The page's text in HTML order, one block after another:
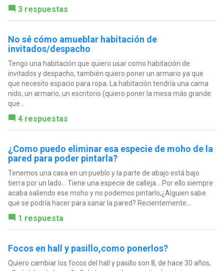
3 respuestas
No sé cómo amueblar habitación de
invitados/despacho
Tengo una habitación que quiero usar como habitación de
invitados y despacho, también quiero poner un armario ya que
que necesito espacio para ropa. La habitación tendría una cama
nido, un armario, un escritorio (quiero poner la mesa más grande
que...
4 respuestas
¿Como puedo eliminar esa especie de moho de la
pared para poder pintarla?
Tenemos una casa en un pueblo y la parte de abajo está bajo
tierra por un lado... Tiene una especie de calleja... Por ello siempre
acaba saliendo ese moho y no podemos pintarlo,¿Alguien sabe
que se podría hacer para sanar la pared? Recientemente...
1 respuesta
Focos en hall y pasillo,como ponerlos?
Quiero cambiar los focos del hall y pasillo son 8, de hace 30 años,